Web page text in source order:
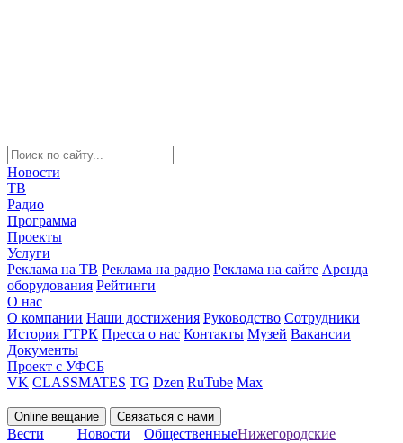
Новости
ТВ
Радио
Программа
Проекты
Услуги
Реклама на ТВ Реклама на радио Реклама на сайте Аренда
оборудования Рейтинги
О нас
О компании Наши достижения Руководство Сотрудники
История ГТРК Пресса о нас Контакты Музей Вакансии
Документы
Проект с УФСБ
VK CLASSMATES TG Dzen RuTube Max
Online вещание Связаться с нами
Вести
Новости
ОбщественныеНижегородские